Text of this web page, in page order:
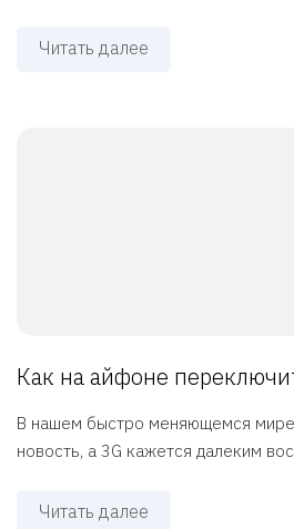
Читать далее
Как на айфоне
В нашем быстро меняющемся
новость, а 3G кажется далеким
Читать далее